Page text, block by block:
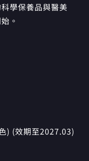
學保養品與醫美
。
) (效期至2027.03)